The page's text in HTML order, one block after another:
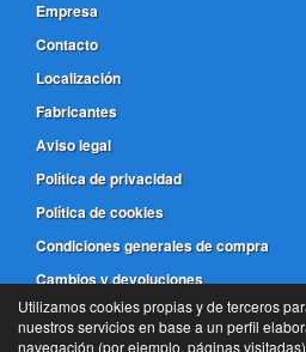
Empresa
Contacto
Localización
Fabricantes
Aviso legal
Política de privacidad
Política de cookies
Condiciones generales de compra
Cambios y devoluciones
981 173
Utilizamos cookies propias y de terceros
nuestros servicios en base a un perfil
navegación (por ejemplo, páginas